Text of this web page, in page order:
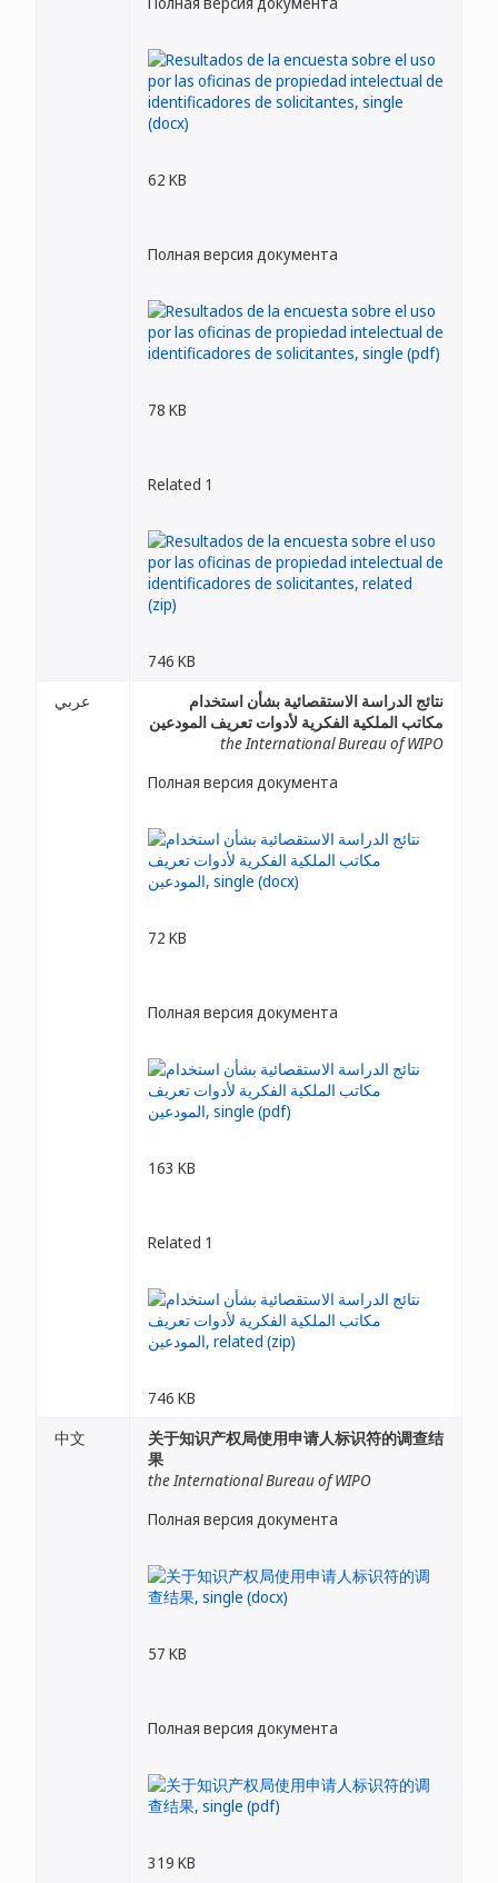
62 KB
Полная версия документа
78 KB
Related 1
746 KB
عربي
نتائج الدراسة الاستقصائية بشأن استخدام
مكاتب الملكية الفكرية لأدوات تعريف المودعين
the International Bureau of WIPO
Полная версия документа
72 KB
Полная версия документа
163 KB
Related 1
746 KB
中文
关于知识产权局使用申请人标识符的调查结
果
the International Bureau of WIPO
Полная версия документа
57 KB
Полная версия документа
319 KB